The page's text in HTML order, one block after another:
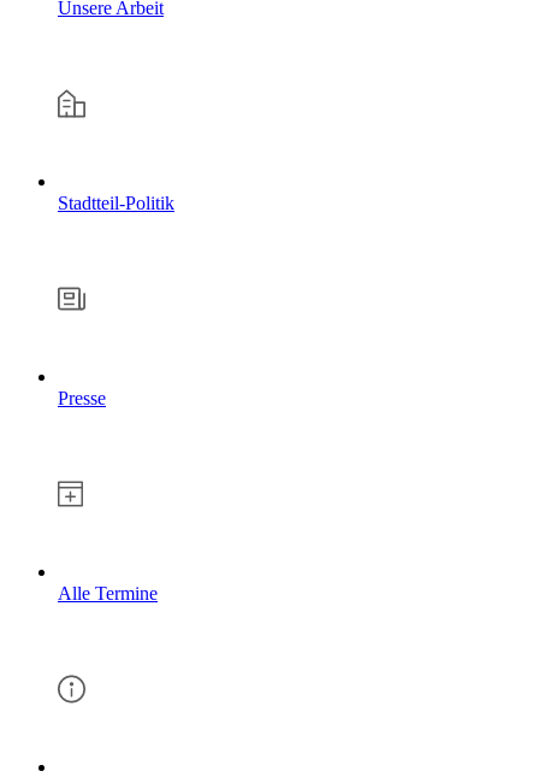
Unsere Arbeit
Stadtteil-Politik
Presse
Alle Termine